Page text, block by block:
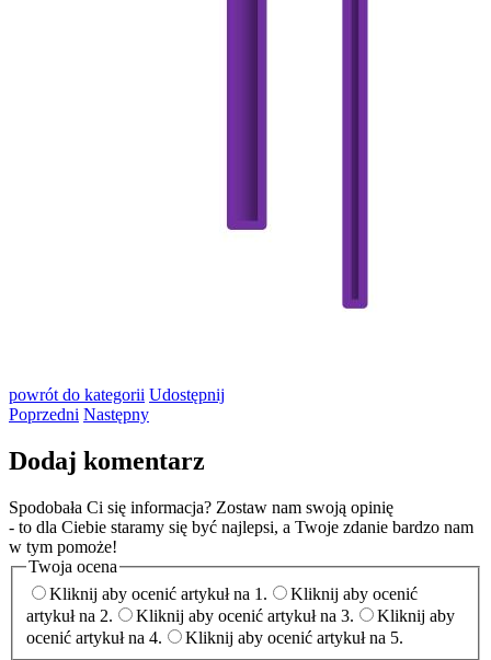
powrót do kategorii Udostępnij
Poprzedni Następny
Dodaj komentarz
Spodobała Ci się informacja? Zostaw nam swoją opinię
- to dla Ciebie staramy się być najlepsi, a Twoje zdanie bardzo nam
w tym pomoże!
Twoja ocena
Kliknij aby ocenić artykuł na 1.
Kliknij aby ocenić
artykuł na 2.
Kliknij aby ocenić artykuł na 3.
Kliknij aby
ocenić artykuł na 4.
Kliknij aby ocenić artykuł na 5.